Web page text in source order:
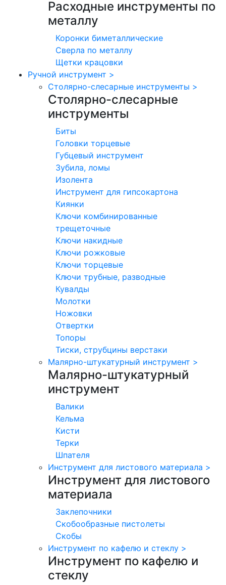
Расходные инструменты по
металлу
Коронки биметаллические
Сверла по металлу
Щетки крацовки
Ручной инструмент >
Столярно-слесарные инструменты >
Столярно-слесарные
инструменты
Биты
Головки торцевые
Губцевый инструмент
Зубила, ломы
Изолента
Инструмент для гипсокартона
Киянки
Ключи комбинированные
трещеточные
Ключи накидные
Ключи рожковые
Ключи торцевые
Ключи трубные, разводные
Кувалды
Молотки
Ножовки
Отвертки
Топоры
Тиски, струбцины верстаки
Малярно-штукатурный инструмент >
Малярно-штукатурный
инструмент
Валики
Кельма
Кисти
Терки
Шпателя
Инструмент для листового материала >
Инструмент для листового
материала
Заклепочники
Скобообразные пистолеты
Скобы
Инструмент по кафелю и стеклу >
Инструмент по кафелю и
стеклу